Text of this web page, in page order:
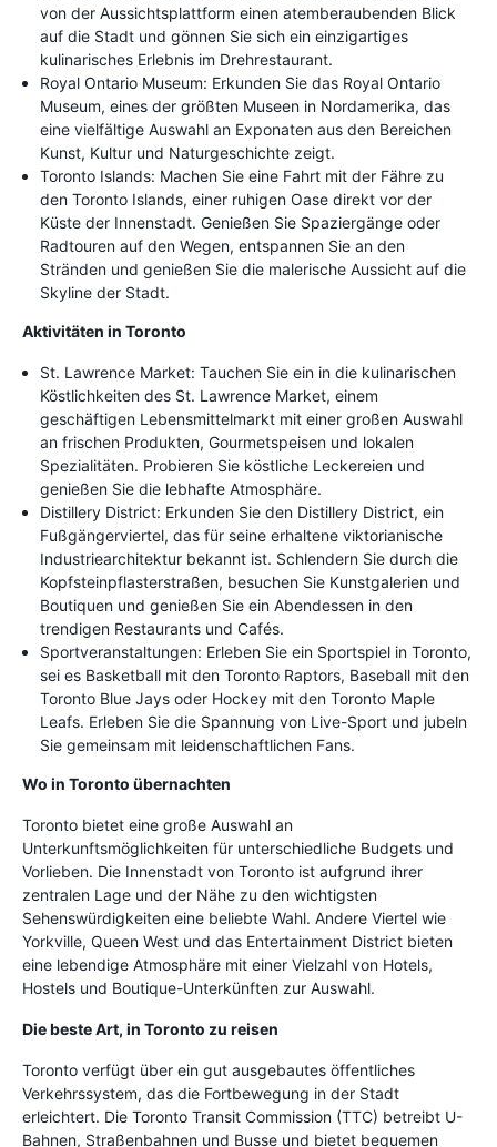
von der Aussichtsplattform einen atemberaubenden Blick
auf die Stadt und gönnen Sie sich ein einzigartiges
kulinarisches Erlebnis im Drehrestaurant.
Royal Ontario Museum: Erkunden Sie das Royal Ontario
Museum, eines der größten Museen in Nordamerika, das
eine vielfältige Auswahl an Exponaten aus den Bereichen
Kunst, Kultur und Naturgeschichte zeigt.
Toronto Islands: Machen Sie eine Fahrt mit der Fähre zu
den Toronto Islands, einer ruhigen Oase direkt vor der
Küste der Innenstadt. Genießen Sie Spaziergänge oder
Radtouren auf den Wegen, entspannen Sie an den
Stränden und genießen Sie die malerische Aussicht auf die
Skyline der Stadt.
Aktivitäten in Toronto
St. Lawrence Market: Tauchen Sie ein in die kulinarischen
Köstlichkeiten des St. Lawrence Market, einem
geschäftigen Lebensmittelmarkt mit einer großen Auswahl
an frischen Produkten, Gourmetspeisen und lokalen
Spezialitäten. Probieren Sie köstliche Leckereien und
genießen Sie die lebhafte Atmosphäre.
Distillery District: Erkunden Sie den Distillery District, ein
Fußgängerviertel, das für seine erhaltene viktorianische
Industriearchitektur bekannt ist. Schlendern Sie durch die
Kopfsteinpflasterstraßen, besuchen Sie Kunstgalerien und
Boutiquen und genießen Sie ein Abendessen in den
trendigen Restaurants und Cafés.
Sportveranstaltungen: Erleben Sie ein Sportspiel in Toronto,
sei es Basketball mit den Toronto Raptors, Baseball mit den
Toronto Blue Jays oder Hockey mit den Toronto Maple
Leafs. Erleben Sie die Spannung von Live-Sport und jubeln
Sie gemeinsam mit leidenschaftlichen Fans.
Wo in Toronto übernachten
Toronto bietet eine große Auswahl an
Unterkunftsmöglichkeiten für unterschiedliche Budgets und
Vorlieben. Die Innenstadt von Toronto ist aufgrund ihrer
zentralen Lage und der Nähe zu den wichtigsten
Sehenswürdigkeiten eine beliebte Wahl. Andere Viertel wie
Yorkville, Queen West und das Entertainment District bieten
eine lebendige Atmosphäre mit einer Vielzahl von Hotels,
Hostels und Boutique-Unterkünften zur Auswahl.
Die beste Art, in Toronto zu reisen
Toronto verfügt über ein gut ausgebautes öffentliches
Verkehrssystem, das die Fortbewegung in der Stadt
erleichtert. Die Toronto Transit Commission (TTC) betreibt U-
Bahnen, Straßenbahnen und Busse und bietet bequemen